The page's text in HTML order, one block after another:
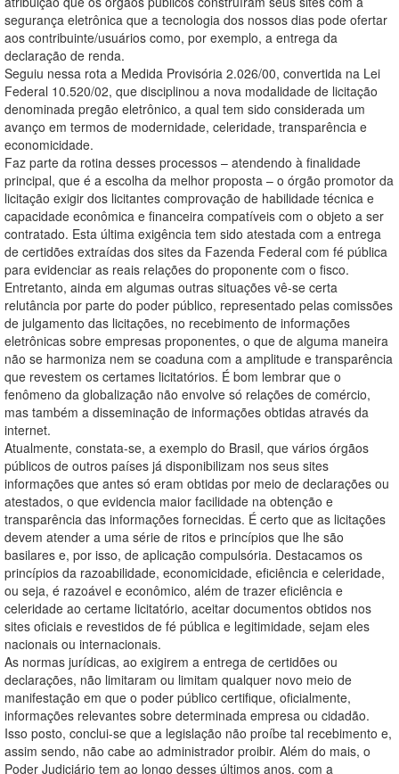
segurança eletrônica que a tecnologia dos nossos dias pode ofertar
aos contribuinte/usuários como, por exemplo, a entrega da
declaração de renda.
Seguiu nessa rota a Medida Provisória 2.026/00, convertida na Lei
Federal 10.520/02, que disciplinou a nova modalidade de licitação
denominada pregão eletrônico, a qual tem sido considerada um
avanço em termos de modernidade, celeridade, transparência e
economicidade.
Faz parte da rotina desses processos – atendendo à finalidade
principal, que é a escolha da melhor proposta – o órgão promotor da
licitação exigir dos licitantes comprovação de habilidade técnica e
capacidade econômica e financeira compatíveis com o objeto a ser
contratado. Esta última exigência tem sido atestada com a entrega
de certidões extraídas dos sites da Fazenda Federal com fé pública
para evidenciar as reais relações do proponente com o fisco.
Entretanto, ainda em algumas outras situações vê-se certa
relutância por parte do poder público, representado pelas comissões
de julgamento das licitações, no recebimento de informações
eletrônicas sobre empresas proponentes, o que de alguma maneira
não se harmoniza nem se coaduna com a amplitude e transparência
que revestem os certames licitatórios. É bom lembrar que o
fenômeno da globalização não envolve só relações de comércio,
mas também a disseminação de informações obtidas através da
internet.
Atualmente, constata-se, a exemplo do Brasil, que vários órgãos
públicos de outros países já disponibilizam nos seus sites
informações que antes só eram obtidas por meio de declarações ou
atestados, o que evidencia maior facilidade na obtenção e
transparência das informações fornecidas. É certo que as licitações
devem atender a uma série de ritos e princípios que lhe são
basilares e, por isso, de aplicação compulsória. Destacamos os
princípios da razoabilidade, economicidade, eficiência e celeridade,
ou seja, é razoável e econômico, além de trazer eficiência e
celeridade ao certame licitatório, aceitar documentos obtidos nos
sites oficiais e revestidos de fé pública e legitimidade, sejam eles
nacionais ou internacionais.
As normas jurídicas, ao exigirem a entrega de certidões ou
declarações, não limitaram ou limitam qualquer novo meio de
manifestação em que o poder público certifique, oficialmente,
informações relevantes sobre determinada empresa ou cidadão.
Isso posto, conclui-se que a legislação não proíbe tal recebimento e,
assim sendo, não cabe ao administrador proibir. Além do mais, o
Poder Judiciário tem ao longo desses últimos anos, com a